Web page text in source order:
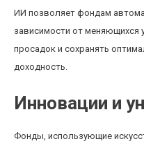
ИИ позволяет фондам
зависимости от меняющихся
просадок и сохранять
доходность.
Инновации и
Фонды, использующие